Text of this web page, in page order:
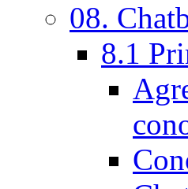
08.
8.1